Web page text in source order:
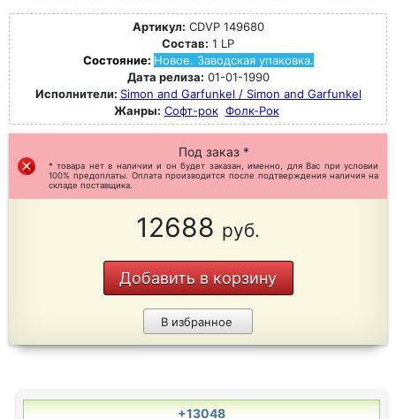
Артикул: CDVP 149680
Состав: 1 LP
Состояние: Новое. Заводская упаковка.
Дата релиза: 01-01-1990
Исполнители: Simon and Garfunkel / Simon and Garfunkel
Жанры: Софт-рок Фолк-Рок
Под заказ *
* товара нет в наличии и он будет заказан, именно, для Вас при условии
100% предоплаты. Оплата производится после подтверждения наличия на
складе поставщика.
12688 руб.
Добавить в корзину
В избранное
+13048